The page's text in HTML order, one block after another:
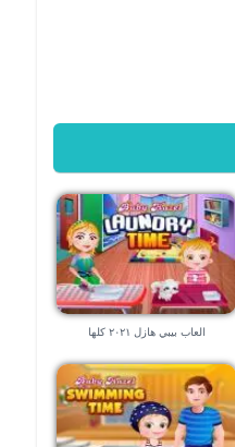
العاب بيبي هازل ٢٠٢١ كلها